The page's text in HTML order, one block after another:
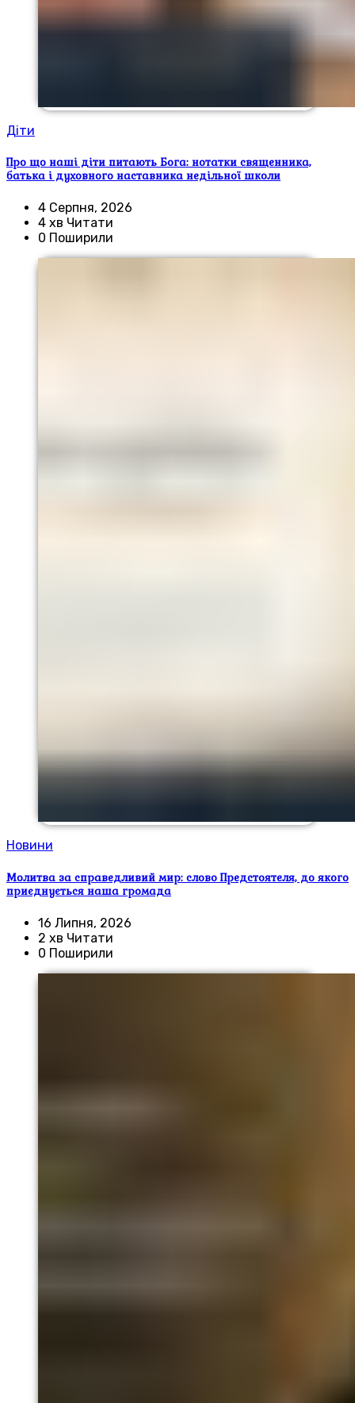
Діти
Про що наші діти питають Бога: нотатки священника,
батька і духовного наставника недільної школи
4 Серпня, 2026
4 хв Читати
0 Поширили
Новини
Молитва за справедливий мир: слово Предстоятеля, до якого
приєднується наша громада
16 Липня, 2026
2 хв Читати
0 Поширили